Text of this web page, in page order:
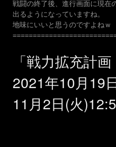
戦闘の終了後、進行画面に現在
出るようになっていますね。
地味にいいと思うのですよねｗ
「戦力拡充計
2021年10月19
11月2日(火